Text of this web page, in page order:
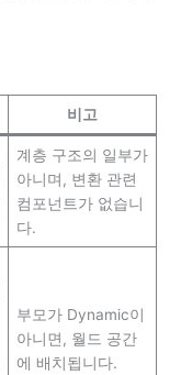
비고
계층 구조의 일부가
아니며, 변환 관련
컴포넌트가 없습니
다.
부모가 Dynamic이
아니면, 월드 공간
에 배치됩니다.